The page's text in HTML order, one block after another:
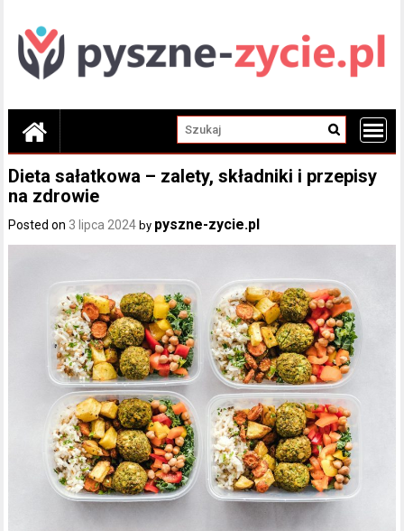
content
Dieta sałatkowa – zalety, składniki i przepisy
na zdrowie
Posted on 3 lipca 2024 by pyszne-zycie.pl